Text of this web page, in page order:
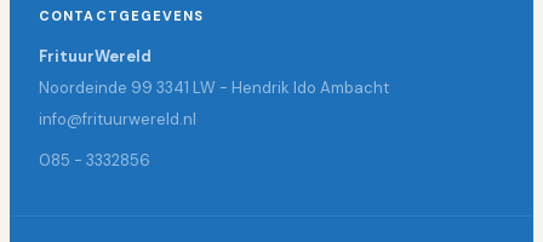
CONTACTGEGEVENS
FrituurWereld
Noordeinde 99 3341 LW - Hendrik Ido Ambacht
info@frituurwereld.nl
085 - 3332856